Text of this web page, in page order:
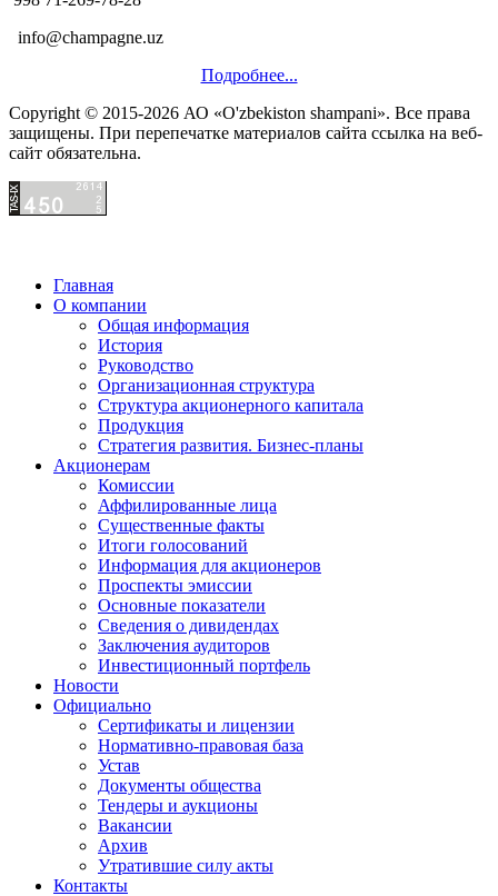
info@champagne.uz
Подробнее...
Copyright © 2015-2026 АО «O'zbekiston shampani». Все права
защищены. При перепечатке материалов сайта ссылка на веб-
сайт обязательна.
Главная
О компании
Общая информация
История
Руководство
Организационная структура
Структура акционерного капитала
Продукция
Стратегия развития. Бизнес-планы
Акционерам
Комиссии
Аффилированные лица
Существенные факты
Итоги голосований
Информация для акционеров
Проспекты эмиссии
Основные показатели
Сведения о дивидендах
Заключения аудиторов
Инвестиционный портфель
Новости
Официально
Сертификаты и лицензии
Нормативно-правовая база
Устав
Документы общества
Тендеры и аукционы
Вакансии
Архив
Утратившие силу акты
Контакты